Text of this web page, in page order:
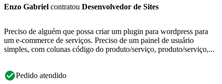
Enzo Gabriel contratou Desenvolvedor de Sites
Preciso de alguém que possa criar um plugin para wordpress para
um e-commerce de serviços. Preciso de um painel de usuário
simples, com colunas código do produto/serviço, produto/serviço,...
Pedido atendido